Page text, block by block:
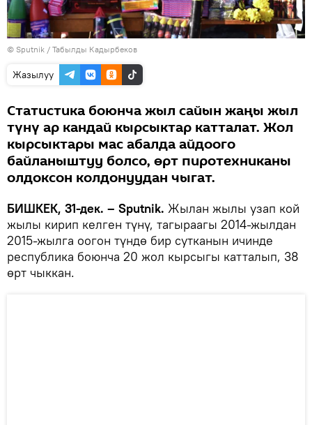
© Sputnik / Табылды Кадырбеков
Жазылуу
Статистика боюнча жыл сайын жаңы жыл
түнү ар кандай кырсыктар катталат. Жол
кырсыктары мас абалда айдоого
байланыштуу болсо, өрт пиротехниканы
олдоксон колдонуудан чыгат.
БИШКЕК, 31-дек. – Sputnik. Жылан жылы узап кой
жылы кирип келген түнү, тагыраагы 2014-жылдан
2015-жылга оогон түндө бир сутканын ичинде
республика боюнча 20 жол кырсыгы катталып, 38
өрт чыккан.